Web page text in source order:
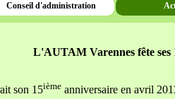
Conseil d'administration
L'AUTAM Varennes fête ses
son 15ième anniversaire en avril